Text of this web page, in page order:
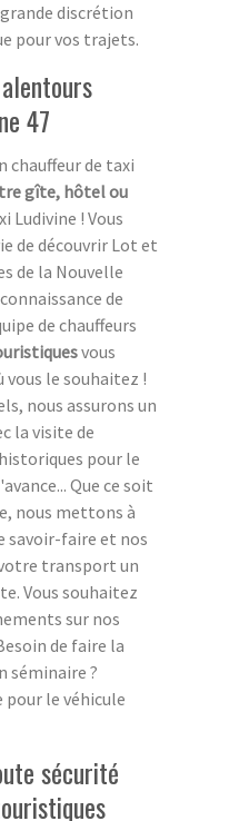
discrétion
pour vos trajets.
47
chauffeur de taxi
gîte, hôtel ou
Ludivine ! Vous
de découvrir Lot et
de la Nouvelle
de
de chauffeurs
vous
vous le souhaitez !
nous assurons un
la visite de
pour le
Que ce soit
nous mettons à
faire et nos
transport un
Vous souhaitez
sur nos
de faire la
séminaire ?
le véhicule
sécurité